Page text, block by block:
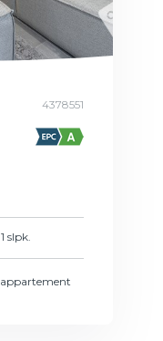
4378551
1 slpk.
appartement